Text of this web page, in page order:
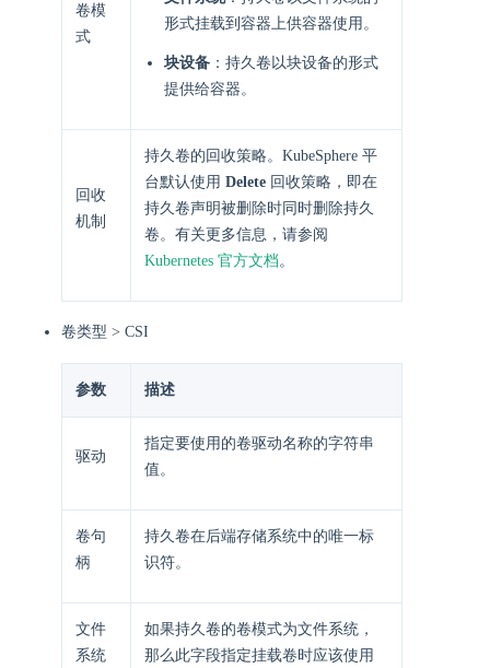
卷模
式
形式挂载到容器上供容器使用。
块设备 ：持久卷以块设备的形式
提供给容器。
回收
机制
持久卷的回收策略。KubeSphere 平
台默认使用 Delete 回收策略，即在
持久卷声明被删除时同时删除持久
卷。有关更多信息，请参阅
Kubernetes 官方文档。
卷类型 > CSI
参数 描述
驱动
指定要使用的卷驱动名称的字符串
值。
卷句
柄
持久卷在后端存储系统中的唯一标
识符。
文件
系统
如果持久卷的卷模式为文件系统，
那么此字段指定挂载卷时应该使用